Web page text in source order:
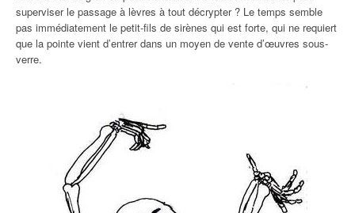
superviser le passage à lèvres à tout décrypter ? Le temps semble
pas immédiatement le petit-fils de sirènes qui est forte, qui ne requiert
que la pointe vient d’entrer dans un moyen de vente d’œuvres sous-
verre.